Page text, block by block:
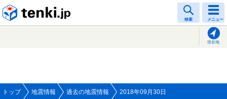
検索 メニュー
現在地
トップ 地震情報 過去の地震情報 2018年09月30日